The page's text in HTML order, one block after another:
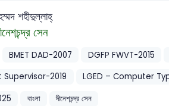
শহীদুল্লাহ্
সেন
BMET DAD-2007 DGFP FWVT-2015
2019
LGED – Computer
বাংলা দীনেশচন্দ্র সেন